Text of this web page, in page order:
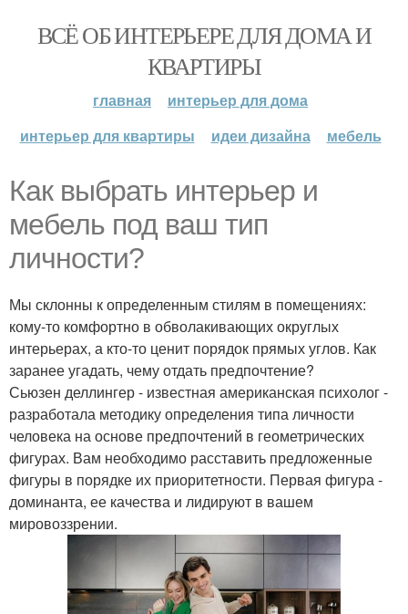
ВСЁ ОБ ИНТЕРЬЕРЕ ДЛЯ ДОМА И
КВАРТИРЫ
главная
интерьер для дома
интерьер для квартиры
идеи дизайна мебель
Как выбрать интерьер и
мебель под ваш тип
личности?
Мы склонны к определенным стилям в помещениях:
кому-то комфортно в обволакивающих округлых
интерьерах, а кто-то ценит порядок прямых углов. Как
заранее угадать, чему отдать предпочтение?
Сьюзен деллингер - известная американская психолог -
разработала методику определения типа личности
человека на основе предпочтений в геометрических
фигурах. Вам необходимо расставить предложенные
фигуры в порядке их приоритетности. Первая фигура -
доминанта, ее качества и лидируют в вашем
мировоззрении.